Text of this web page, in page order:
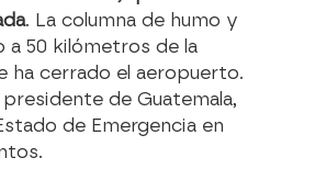
. La columna de humo y
a 50 kilómetros de la
ha cerrado el aeropuerto.
de Guatemala,
de Emergencia en